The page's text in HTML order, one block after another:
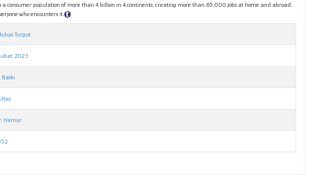
consumer population of more than 4 billion in 4 continents, creating more than 65,000 jobs at home and abroad,
who encounters it.
Turgut
2023
Baskı
Hamur